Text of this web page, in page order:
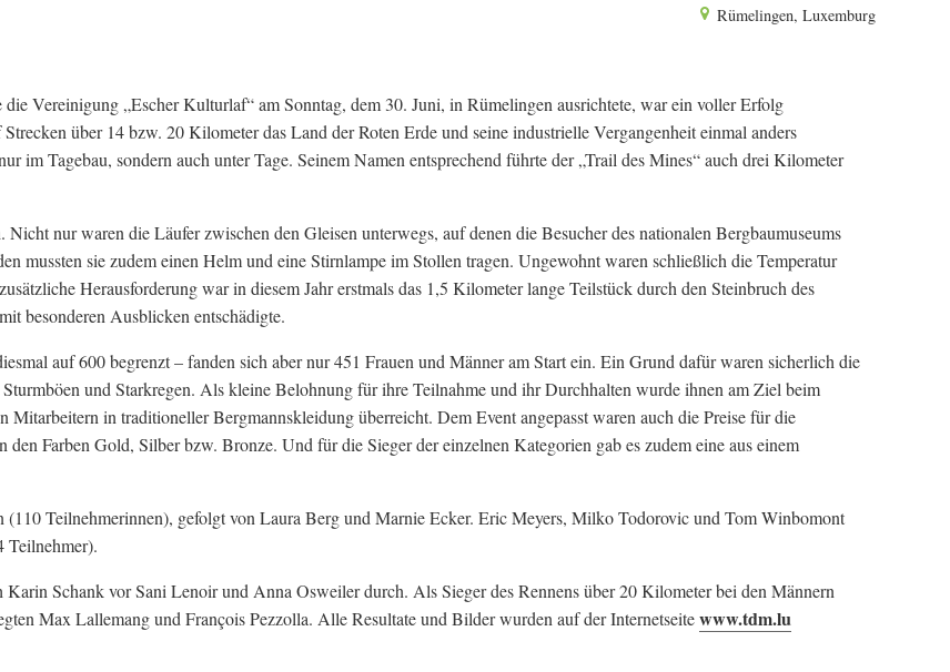
Rümelingen, Luxemburg
Vereinigung „Escher Kulturlaf“ am Sonntag, dem 30. Juni, in Rümelingen ausrichtete, war ein voller Erfolg
über 14 bzw. 20 Kilometer das Land der Roten Erde und seine industrielle Vergangenheit einmal anders
im Tagebau, sondern auch unter Tage. Seinem Namen entsprechend führte der „Trail des Mines“ auch drei Kilometer
nur waren die Läufer zwischen den Gleisen unterwegs, auf denen die Besucher des nationalen Bergbaumuseums
mussten sie zudem einen Helm und eine Stirnlampe im Stollen tragen. Ungewohnt waren schließlich die Temperatur
Herausforderung war in diesem Jahr erstmals das 1,5 Kilometer lange Teilstück durch den Steinbruch des
besonderen Ausblicken entschädigte.
auf 600 begrenzt – fanden sich aber nur 451 Frauen und Männer am Start ein. Ein Grund dafür waren sicherlich die
und Starkregen. Als kleine Belohnung für ihre Teilnahme und ihr Durchhalten wurde ihnen am Ziel beim
Mitarbeitern in traditioneller Bergmannskleidung überreicht. Dem Event angepasst waren auch die Preise für die
Farben Gold, Silber bzw. Bronze. Und für die Sieger der einzelnen Kategorien gab es zudem eine aus einem
Teilnehmerinnen), gefolgt von Laura Berg und Marnie Ecker. Eric Meyers, Milko Todorovic und Tom Winbomont
Teilnehmer).
Schank vor Sani Lenoir und Anna Osweiler durch. Als Sieger des Rennens über 20 Kilometer bei den Männern
Max Lallemang und François Pezzolla. Alle Resultate und Bilder wurden auf der Internetseitewww.tdm.lu